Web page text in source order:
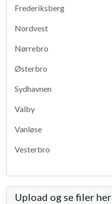
Frederiksberg
Nordvest
Nørrebro
Østerbro
Sydhavnen
Valby
Vanløse
Vesterbro
Upload og se filer her